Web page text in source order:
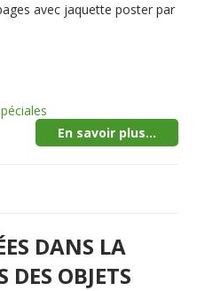
avec jaquette poster par
En savoir plus...
DANS LA
DES OBJETS